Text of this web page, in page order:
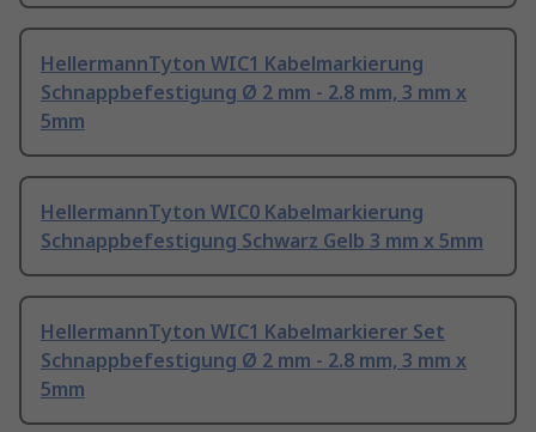
HellermannTyton WIC1 Kabelmarkierung
Schnappbefestigung Ø 2 mm - 2.8 mm, 3 mm x
5mm
HellermannTyton WIC0 Kabelmarkierung
Schnappbefestigung Schwarz Gelb 3 mm x 5mm
HellermannTyton WIC1 Kabelmarkierer Set
Schnappbefestigung Ø 2 mm - 2.8 mm, 3 mm x
5mm